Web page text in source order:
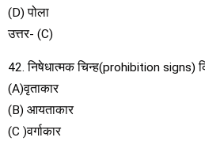
(D) पोला
उत्तर- (C)
42. निषेधात्मक चिन्ह(prohibition
(A)वृताकार
(B) आयताकार
(C )वर्गाकार